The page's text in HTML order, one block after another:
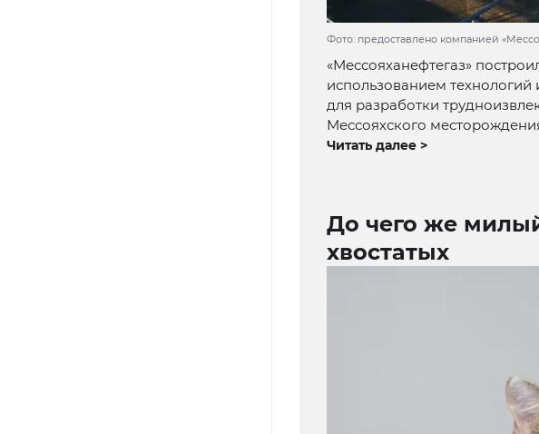
Фото: предоставлено компанией
«Мессояханефтегаз»
использованием технологий
для разработки
Мессояхского
Читать далее >
До чего же
хвостатых